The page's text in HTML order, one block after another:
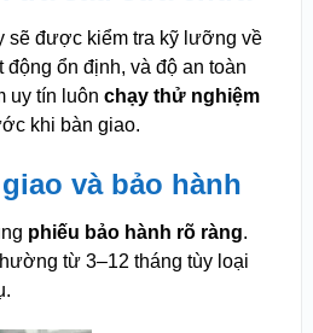
sẽ được kiểm tra kỹ lưỡng về
động ổn định, và độ an toàn
uy tín luôn chạy thử nghiệm
khi bàn giao.
và bảo hành
phiếu bảo hành rõ ràng.
từ 3–12 tháng tùy loại